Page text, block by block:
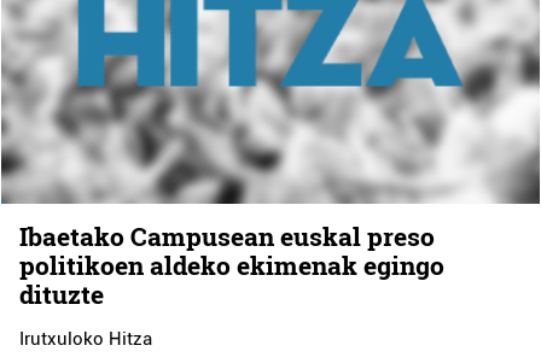
Ibaetako Campusean euskal preso
politikoen aldeko ekimenak egingo
dituzte
Irutxuloko Hitza